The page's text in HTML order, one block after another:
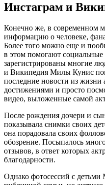
Инстаграм и
Конечно же, в современном
информацию о человеке,
Более того можно еще и
в этом помогают социальные
зарегистрированы многие
и Википедия Милы Кунис
последние новости из жизни
достижениями и просто
видео, выложенные самой
После рождения дочери и
показывала снимки своих
она порадовала своих
обозрение. Посыпалось
отзывов, в ответ которых
благодарности.
Однако фотосессий с